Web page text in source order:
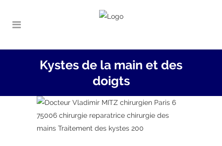
Kystes de la main et des
doigts